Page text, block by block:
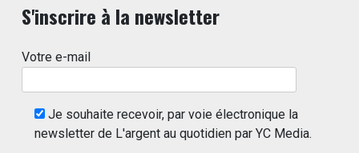
S'inscrire à la newsletter
Votre e-mail
Je souhaite recevoir, par voie électronique la
newsletter de L'argent au quotidien par YC Media.